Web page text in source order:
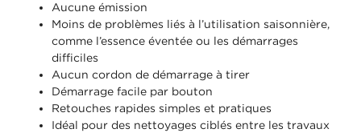
Aucune émission
Moins de problèmes liés à l’utilisation saisonnière,
comme l’essence éventée ou les démarrages
difficiles
Aucun cordon de démarrage à tirer
Démarrage facile par bouton
Retouches rapides simples et pratiques
Idéal pour des nettoyages ciblés entre les travaux